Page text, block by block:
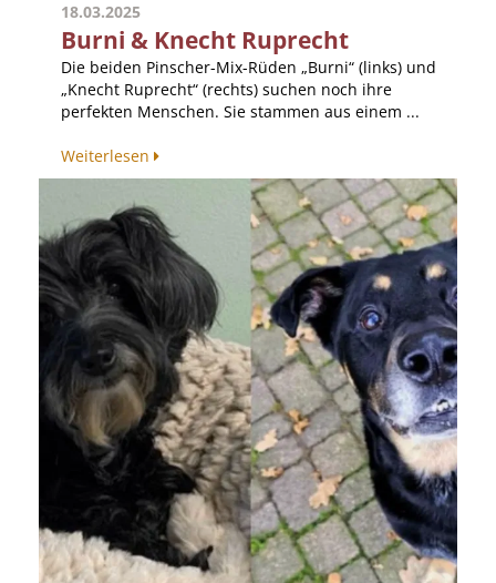
18.03.2025
Burni & Knecht Ruprecht
Die beiden Pinscher-Mix-Rüden „Burni“ (links) und
„Knecht Ruprecht“ (rechts) suchen noch ihre
perfekten Menschen. Sie stammen aus einem ...
Weiterlesen